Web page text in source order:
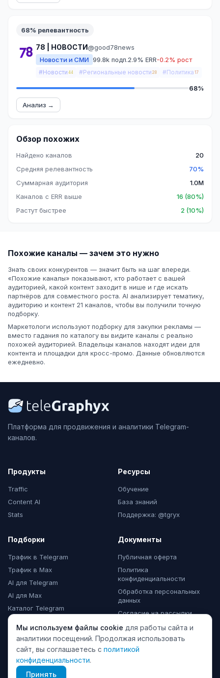
68% релевантность
78 | НОВОСТИ@good78news
Новости и СМИ 99.8k подп.2.9% ERR-0.2% рост
#Новости 44 #Региональные новости 28 #Политика 17
68%
Анализ →
Обзор похожих
Найдено каналов
20
Средняя релевантность
70%
Суммарная аудитория
1.0M
Каналов с ERR выше
16 (80%)
Растут быстрее
2 (10%)
Похожие каналы — зачем это нужно
Знать своих конкурентов — значит быть на шаг впереди.
«Похожие каналы» показывают, кто работает с вашей
аудиторией, какой контент заходит в нише и где искать
партнёров для совместного роста. AI анализирует тематику,
аудиторию и контент 21 каналов, чтобы вы получили точную
подборку.
Маркетологи используют подборку для закупки рекламы —
вместо гадания по каталогу вы видите каналы с реально
похожей аудиторией. Владельцы каналов находят идеи для
контента и площадки для кросс-промо. Данные обновляются
ежедневно.
Платформа для продвижения и аналитики Telegram-
каналов.
Продукты
Traffic
Content AI
Stats
Ресурсы
Обучение
База знаний
Поддержка: @tgryx
Подборки
Трафик в Telegram
Трафик в Max
AI для Telegram
AI для Max
Каталог Telegram
Каталог Max
Комментарии Max
Документы
Публичная оферта
Политика
конфиденциальности
Обработка персональных
данных
Согласие на рассылки
© 2024 TeleGraphyx. Все права защищены.
Мы используем файлы cookie для работы сайта и
аналитики посещений. Продолжая использовать
сайт, вы соглашаетесь с политикой
конфиденциальности.
Принять